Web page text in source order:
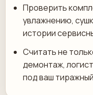
Проверить
увлажнению,
истории
Считать не
демонтаж,
под ваш